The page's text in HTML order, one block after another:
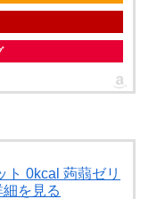
ト 0kcal 蒟蒻ゼリ
を見る